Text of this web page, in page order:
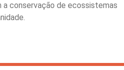
conservação de ecossistemas